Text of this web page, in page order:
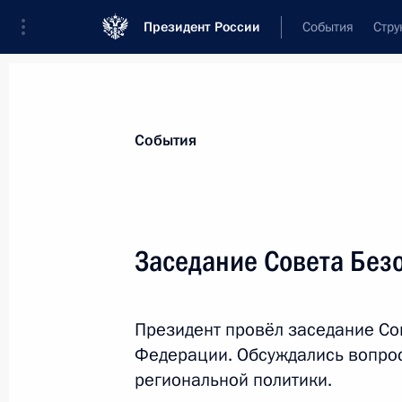
Президент России События
Совещание с постоянными
28 декабря 2016 года, 15:50
События
Заседание Совета
Президент провёл заседание
Федерации. Обсуждались
региональной политики.